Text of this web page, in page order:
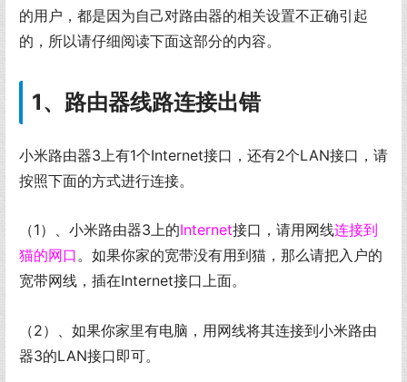
的用户，都是因为自己对路由器的相关设置不正确引起
的，所以请仔细阅读下面这部分的内容。
1、路由器线路连接出错
小米路由器3上有1个Internet接口，还有2个LAN接口，请
按照下面的方式进行连接。
（1）、小米路由器3上的Internet接口，请用网线连接到
猫的网口。如果你家的宽带没有用到猫，那么请把入户的
宽带网线，插在Internet接口上面。
（2）、如果你家里有电脑，用网线将其连接到小米路由
器3的LAN接口即可。